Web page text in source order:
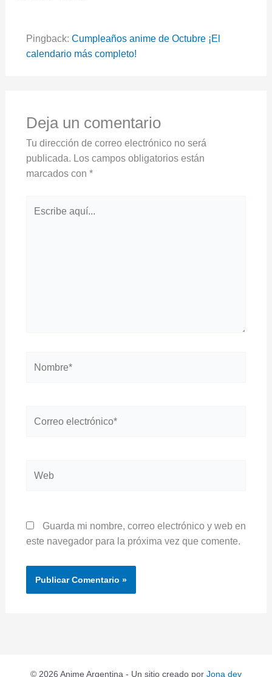
Pingback: Cumpleaños anime de Octubre ¡El
calendario más completo!
Deja un comentario
Tu dirección de correo electrónico no será
publicada. Los campos obligatorios están
marcados con *
aquí...
electrónico*
Guarda mi nombre, correo electrónico y web en
este navegador para la próxima vez que comente.
© 2026 Anime Argentina - Un sitio creado por Jona dev